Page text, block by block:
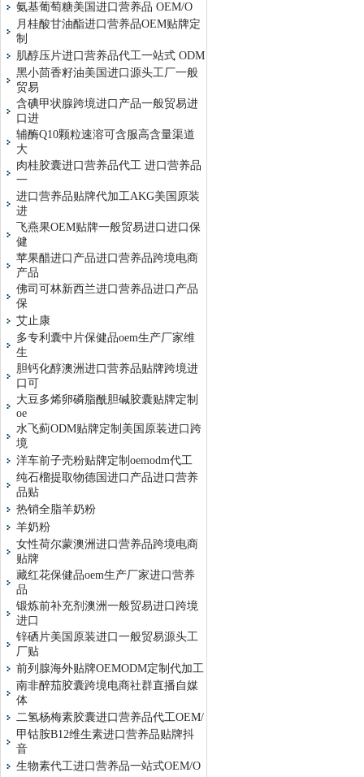
氨基葡萄糖美国进口营养品 OEM/O
月桂酸甘油酯进口营养品OEM贴牌定
制
肌醇压片进口营养品代工一站式 ODM
黑小茴香籽油美国进口源头工厂一般
贸易
含碘甲状腺跨境进口产品一般贸易进
口进
辅酶Q10颗粒速溶可含服高含量渠道
大
肉桂胶囊进口营养品代工 进口营养品
一
进口营养品贴牌代加工AKG美国原装
进
飞燕果OEM贴牌一般贸易进口进口保
健
苹果醋进口产品进口营养品跨境电商
产品
佛司可林新西兰进口营养品进口产品
保
艾止康
多专利囊中片保健品oem生产厂家维
生
胆钙化醇澳洲进口营养品贴牌跨境进
口可
大豆多烯卵磷脂酰胆碱胶囊贴牌定制
oe
水飞蓟ODM贴牌定制美国原装进口跨
境
洋车前子壳粉贴牌定制oemodm代工
纯石榴提取物德国进口产品进口营养
品贴
热销全脂羊奶粉
羊奶粉
女性荷尔蒙澳洲进口营养品跨境电商
贴牌
藏红花保健品oem生产厂家进口营养
品
锻炼前补充剂澳洲一般贸易进口跨境
进口
锌硒片美国原装进口一般贸易源头工
厂贴
前列腺海外贴牌OEMODM定制代加工
南非醉茄胶囊跨境电商社群直播自媒
体
二氢杨梅素胶囊进口营养品代工OEM/
甲钴胺B12维生素进口营养品贴牌抖
音
生物素代工进口营养品一站式OEM/O